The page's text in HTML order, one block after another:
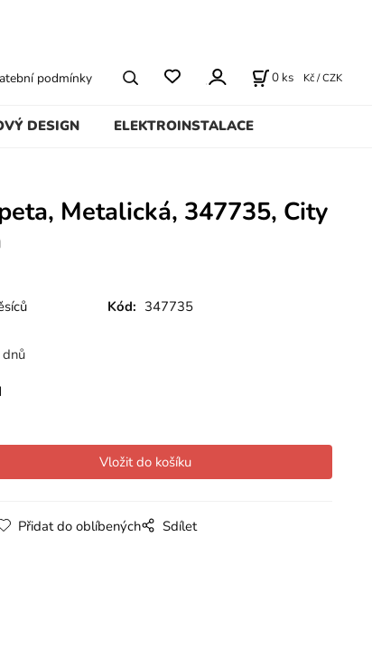
DESIGN ELEKTROINSTALACE
podmínky 0 ks Kč / CZK
Metalická, 347735, City
Kód: 347735
Přidat do oblíbených Sdílet